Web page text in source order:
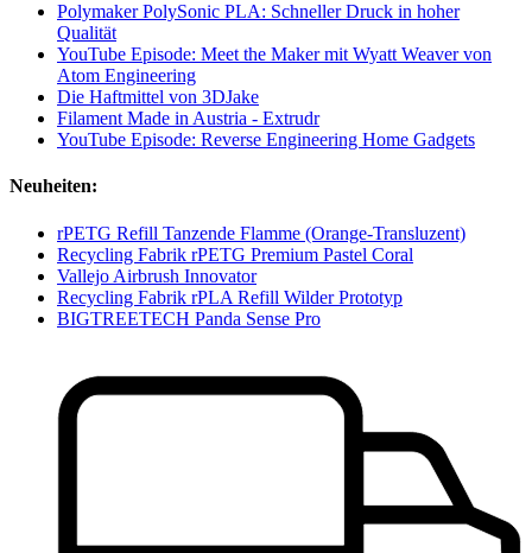
Polymaker PolySonic PLA: Schneller Druck in hoher
Qualität
YouTube Episode: Meet the Maker mit Wyatt Weaver von
Atom Engineering
Die Haftmittel von 3DJake
Filament Made in Austria - Extrudr
YouTube Episode: Reverse Engineering Home Gadgets
Neuheiten:
rPETG Refill Tanzende Flamme (Orange-Transluzent)
Recycling Fabrik rPETG Premium Pastel Coral
Vallejo Airbrush Innovator
Recycling Fabrik rPLA Refill Wilder Prototyp
BIGTREETECH Panda Sense Pro